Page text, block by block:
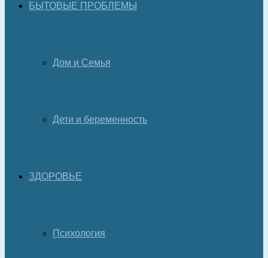
БЫТОВЫЕ ПРОБЛЕМЫ
Дом и Семья
Дети и беременность
ЗДОРОВЬЕ
Психология